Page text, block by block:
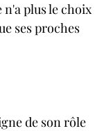
plus le choix
ses proches
de son rôle